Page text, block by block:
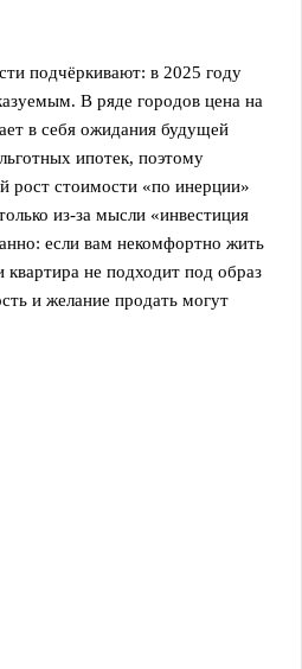
подчёркивают: в 2025 году
В ряде городов цена на
в себя ожидания будущей
ипотек, поэтому
рост стоимости «по инерции»
из‑за мысли «инвестиция
если вам некомфортно жить
не подходит под образ
и желание продать могут